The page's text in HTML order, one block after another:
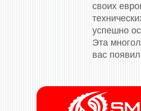
своих
успешно
Эта
вас